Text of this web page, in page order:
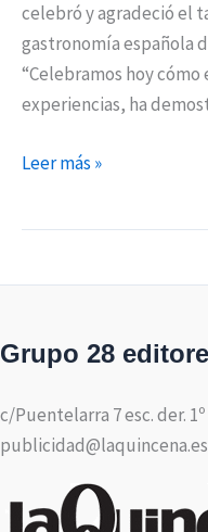
celebró y agradeció el
gastronomía española
“Celebramos hoy cómo
experiencias, ha
Leer más »
Grupo 28
c/Puentelarra 7 esc. der. 1º
publicidad@laquincena.es